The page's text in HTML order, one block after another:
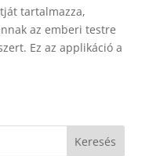
tartalmazza,
az emberi testre
Ez az applikáció a